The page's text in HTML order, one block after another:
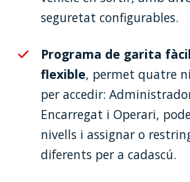
seguretat configurables.
Programa de garita
flexible, permet quatre
per accedir:
Encarregat i Operari,
nivells i assignar o
diferents per a cadascú.